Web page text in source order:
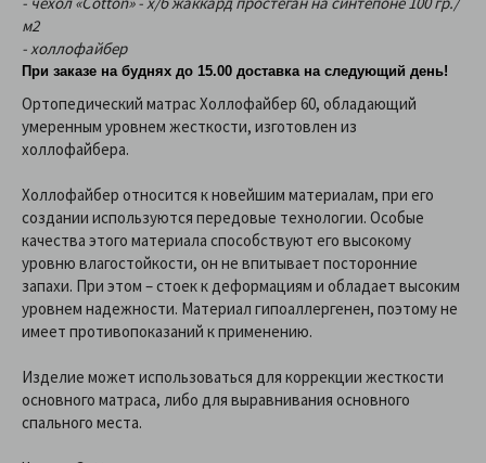
м2
- холлофайбер
При заказе на буднях до 15.00 доставка на следующий день!
Ортопедический матрас Холлофайбер 60, обладающий
умеренным уровнем жесткости, изготовлен из
холлофайбера.
Холлофайбер относится к новейшим материалам, при его
создании используются передовые технологии. Особые
качества этого материала способствуют его высокому
уровню влагостойкости, он не впитывает посторонние
запахи. При этом – стоек к деформациям и обладает высоким
уровнем надежности. Материал гипоаллергенен, поэтому не
имеет противопоказаний к применению.
Изделие может использоваться для коррекции жесткости
основного матраса, либо для выравнивания основного
спального места.